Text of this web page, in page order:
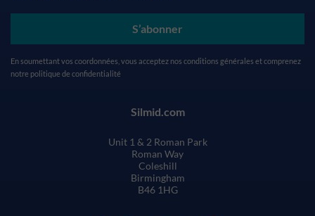
S’abonner
En soumettant vos coordonnées, vous acceptez nos conditions générales et comprenez
notre politique de confidentialité
Silmid.com
Unit 1 & 2 Roman Park
Roman Way
Coleshill
Birmingham
B46 1HG